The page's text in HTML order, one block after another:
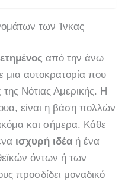
των Ίνκας
από την άνω
μια αυτοκρατορία που
Νότιας Αμερικής. Η
είναι η βάση πολλών
και σήμερα. Κάθε
ισχυρή ιδέα ή ένα
όντων ή των
προσδίδει μοναδικό